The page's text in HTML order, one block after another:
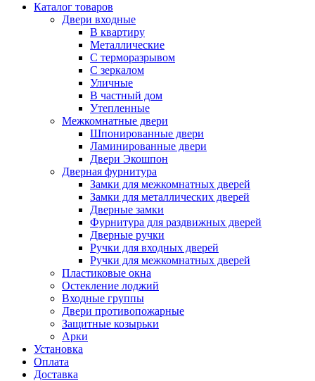
Каталог товаров
Двери входные
В квартиру
Металлические
С терморазрывом
С зеркалом
Уличные
В частный дом
Утепленные
Межкомнатные двери
Шпонированные двери
Ламинированные двери
Двери Экошпон
Дверная фурнитура
Замки для межкомнатных дверей
Замки для металлических дверей
Дверные замки
Фурнитура для раздвижных дверей
Дверные ручки
Ручки для входных дверей
Ручки для межкомнатных дверей
Пластиковые окна
Остекление лоджий
Входные группы
Двери противопожарные
Защитные козырьки
Арки
Установка
Оплата
Доставка